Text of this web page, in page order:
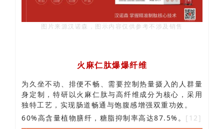
图片来源汉诺森，图示内容仅供参考不涉及销售
火麻仁肽爆爆纤维
为久坐不动、排便不畅、需要控制热量摄入的人群量
身定制 ，特研以火麻仁肽与高纤维成分为核心，采用
独特工艺，实现肠道畅通与饱腹感增强双重功效。
60%高含量植物膳纤，糖脂抑制率高达87.5%。 [12]